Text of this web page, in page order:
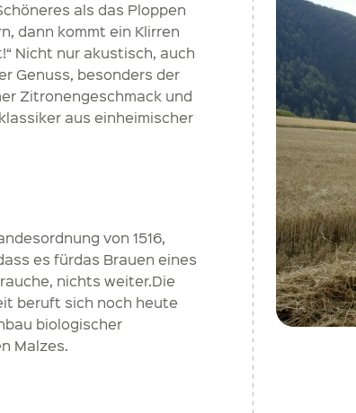
als das Ploppen
dann kommt ein Klirren
Nicht nur akustisch, auch
Genuss, besonders der
Zitronengeschmack und
aus einheimischer
von 1516,
es fürdas Brauen eines
nichts weiter.Die
beruft sich noch heute
biologischer
Malzes.